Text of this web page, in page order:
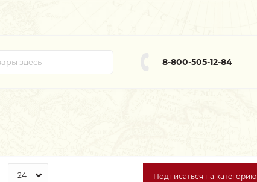
8-800-505-12-84
Подписаться на категорию